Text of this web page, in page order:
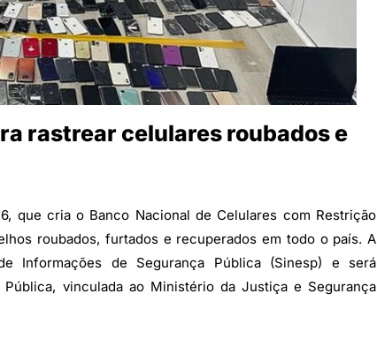
rastrear celulares roubados e
que cria o Banco Nacional de Celulares com Restrição
roubados, furtados e recuperados em todo o país. A
Informações de Segurança Pública (Sinesp) e será
vinculada ao Ministério da Justiça e Segurança